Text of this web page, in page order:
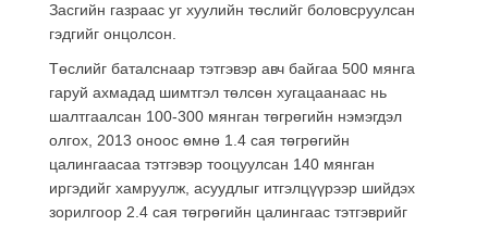
Засгийн газраас уг хуулийн төслийг боловсруулсан
гэдгийг онцолсон.
Төслийг баталснаар тэтгэвэр авч байгаа 500 мянга
гаруй ахмадад шимтгэл төлсөн хугацаанаас нь
шалтгаалсан 100-300 мянган төгрөгийн нэмэгдэл
олгох, 2013 оноос өмнө 1.4 сая төгрөгийн
цалингаасаа тэтгэвэр тооцуулсан 140 мянган
иргэдийг хамруулж, асуудлыг итгэлцүүрээр шийдэх
зорилгоор 2.4 сая төгрөгийн цалингаас тэтгэврийг